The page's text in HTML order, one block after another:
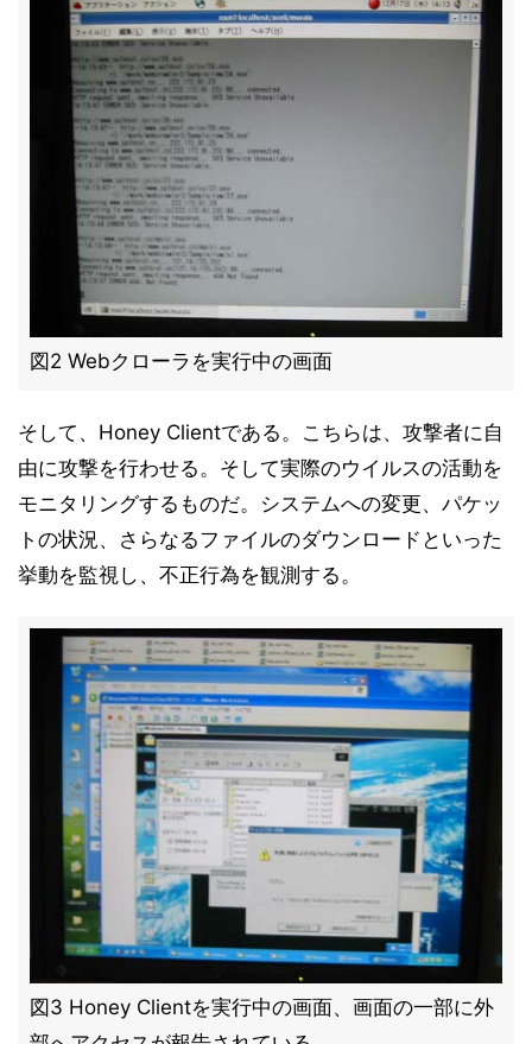
図2 Webクローラを実行中の画面
そして、Honey Clientである。こちらは、攻撃者に自
由に攻撃を行わせる。そして実際のウイルスの活動を
モニタリングするものだ。システムへの変更、パケッ
トの状況、さらなるファイルのダウンロードといった
挙動を監視し、不正行為を観測する。
図3 Honey Clientを実行中の画面、画面の一部に外